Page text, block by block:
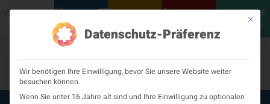
VERANSTALTUNGENPODCASTS NEUROLOGISCH KONTAKT
MEINE
ÖGN
Mit
Datenschutz-Präferenz
Wir benötigen Ihre Einwilligung, bevor Sie unsere Website weiter
besuchen können.
Wenn Sie unter 16 Jahre alt sind und Ihre Einwilligung zu optionalen